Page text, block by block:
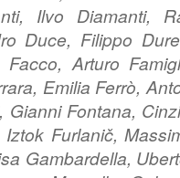
Ilvo Diamanti,
Duce, Filippo
Facco, Arturo
Emilia Ferrò,
Gianni Fontana,
Iztok Furlanič,
Gambardella,